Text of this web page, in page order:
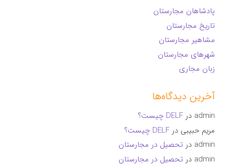
پادشاهان مجارستان
تاریخ مجارستان
مشاهیر مجارستان
شهرهای مجارستان
زبان مجاری
آخرین دیدگاه‌ها
admin درDELF چیست؟
مریم حبیبی درDELF چیست؟
admin در تحصیل در مجارستان
admin در تحصیل در مجارستان